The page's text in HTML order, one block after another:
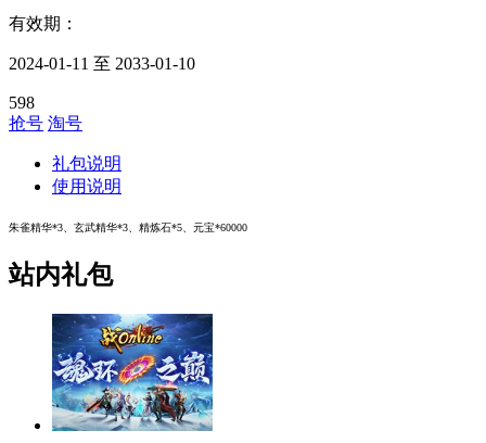
有效期：
2024-01-11 至 2033-01-10
598
抢号 淘号
礼包说明
使用说明
朱雀精华*3、玄武精华*3、精炼石*5、元宝*60000
站内礼包